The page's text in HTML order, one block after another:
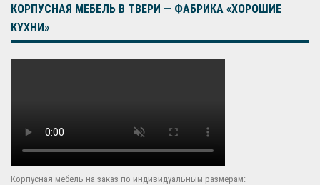
КОРПУСНАЯ МЕБЕЛЬ В ТВЕРИ — ФАБРИКА «ХОРОШИЕ
КУХНИ»
Корпусная мебель на заказ по индивидуальным размерам: